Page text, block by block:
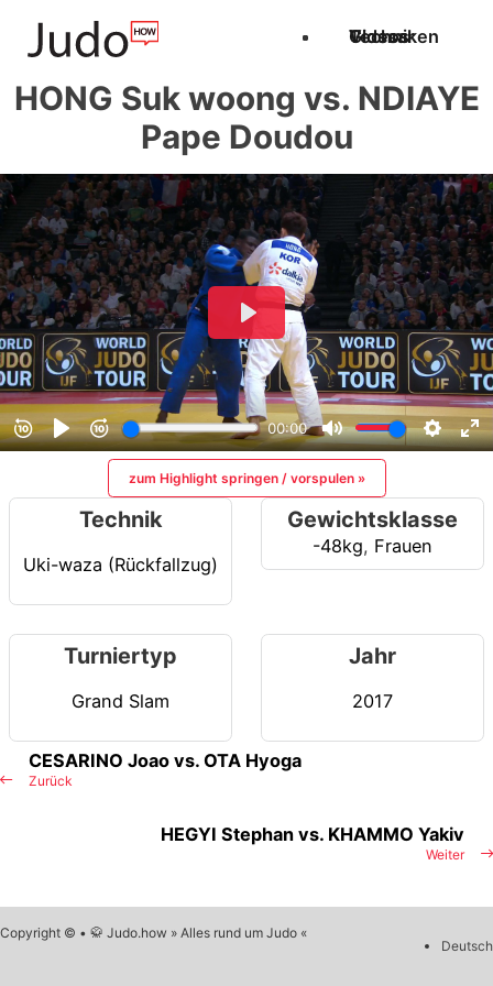
Techniken
Videos
Glossar
HONG Suk woong vs. NDIAYE
Pape Doudou
zum Highlight springen / vorspulen »
Technik
Uki-waza (Rückfallzug)
Gewichtsklasse
-48kg, Frauen
Turniertyp
Grand Slam
Jahr
2017
Zurück
CESARINO Joao vs. OTA Hyoga
Weiter
HEGYI Stephan vs. KHAMMO Yakiv
Copyright © • 🥋 Judo.how » Alles rund um Judo «
Deutsch